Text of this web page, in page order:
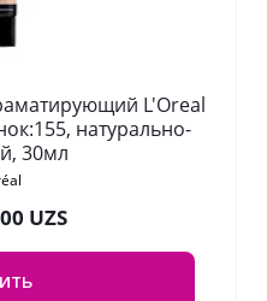
L'Oreal
натурально-
30мл
UZS